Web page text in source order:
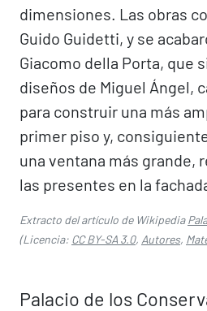
dimensiones. Las obras
Guido Guidetti, y se
Giacomo della Porta, que
diseños de Miguel Ángel,
para construir una más
primer piso y,
una ventana más grande,
las presentes en la
Extracto del artículo de Wikipedia
(Licencia: CC BY-SA 3.0, Autores,
Palacio de los